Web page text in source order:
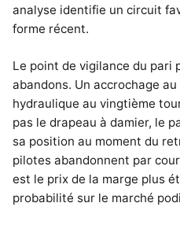
analyse identifie un circuit
forme récent.
Le point de vigilance du pari
abandons. Un accrochage
hydraulique au vingtième
pas le drapeau à damier, le
sa position au moment du
pilotes abandonnent par
est le prix de la marge plus
probabilité sur le marché